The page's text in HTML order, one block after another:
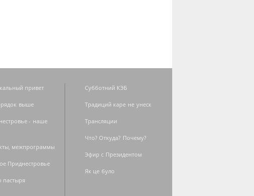
привет
выше
- наше
межпрограммы
Приднестровье
пастыря
Субботний КЭБ
Традиций каре не унеск
Трансляции
Что? Откуда? Почему?
Эфир с Президентом
Як це було